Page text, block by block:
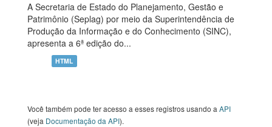
A Secretaria de Estado do Planejamento, Gestão e
Patrimônio (Seplag) por meio da Superintendência de
Produção da Informação e do Conhecimento (SINC),
apresenta a 6ª edição do...
HTML
Você também pode ter acesso a esses registros usando a API
(veja Documentação da API).